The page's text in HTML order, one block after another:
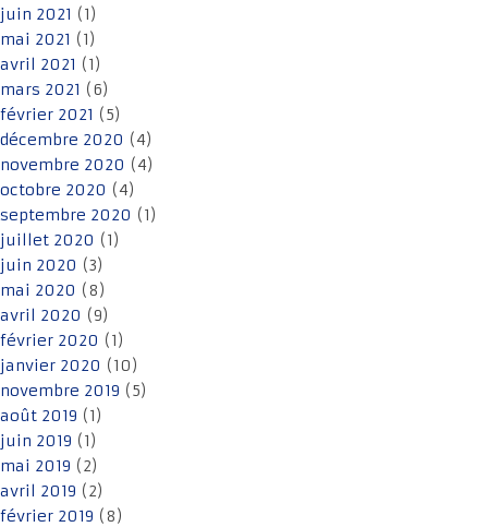
juin 2021 (1)
mai 2021 (1)
avril 2021 (1)
mars 2021 (6)
février 2021 (5)
décembre 2020 (4)
novembre 2020 (4)
octobre 2020 (4)
septembre 2020 (1)
juillet 2020 (1)
juin 2020 (3)
mai 2020 (8)
avril 2020 (9)
février 2020 (1)
janvier 2020 (10)
novembre 2019 (5)
août 2019 (1)
juin 2019 (1)
mai 2019 (2)
avril 2019 (2)
février 2019 (8)